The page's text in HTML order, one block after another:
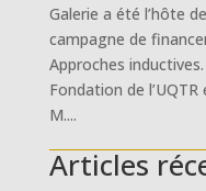
Galerie a été l’hôte
campagne de
Approches
Fondation de
M....
Articles